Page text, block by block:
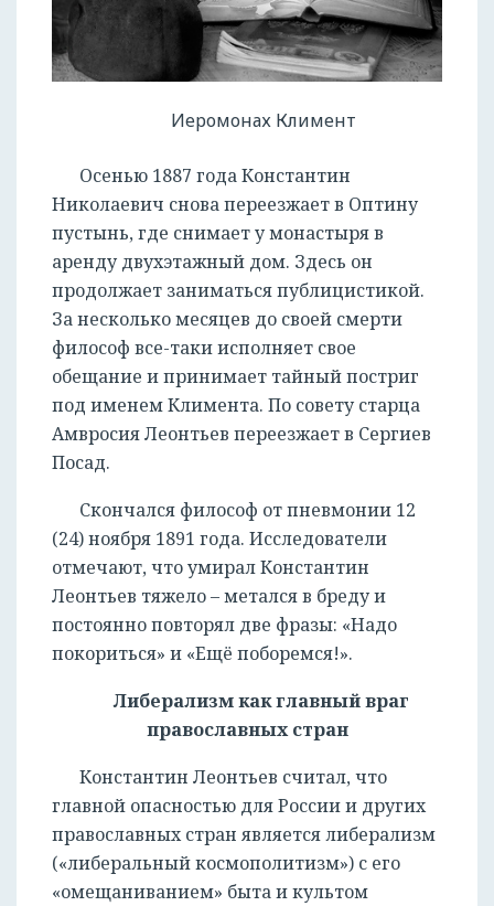
Иеромонах Климент
Осенью 1887 года Константин
Николаевич снова переезжает в Оптину
пустынь, где снимает у монастыря в
аренду двухэтажный дом. Здесь он
продолжает заниматься публицистикой.
За несколько месяцев до своей смерти
философ все-таки исполняет свое
обещание и принимает тайный постриг
под именем Климента. По совету старца
Амвросия Леонтьев переезжает в Сергиев
Посад.
Скончался философ от пневмонии 12
(24) ноября 1891 года. Исследователи
отмечают, что умирал Константин
Леонтьев тяжело – метался в бреду и
постоянно повторял две фразы: «Надо
покориться» и «Ещё поборемся!».
Либерализм как главный враг
православных стран
Константин Леонтьев считал, что
главной опасностью для России и других
православных стран является либерализм
(«либеральный космополитизм») с его
«омещаниванием» быта и культом